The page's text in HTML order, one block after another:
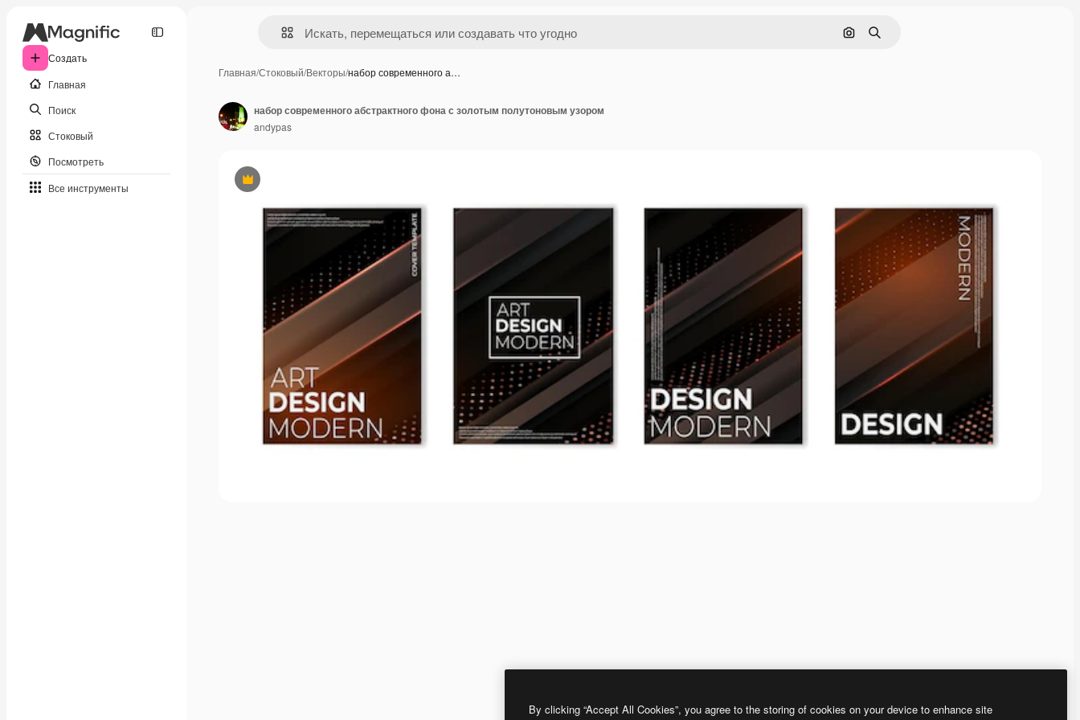
Создать
Главная
Поиск
Стоковый
Посмотреть
Все инструменты
Поиск по изображению
Поиск
Главная/Стоковый/Векторы/набор современного а…
Премиум
набор современного абстрактного фона с золотым полутоновым узором
andypas
By clicking “Accept All Cookies”, you agree to the storing of cookies on your device to enhance site